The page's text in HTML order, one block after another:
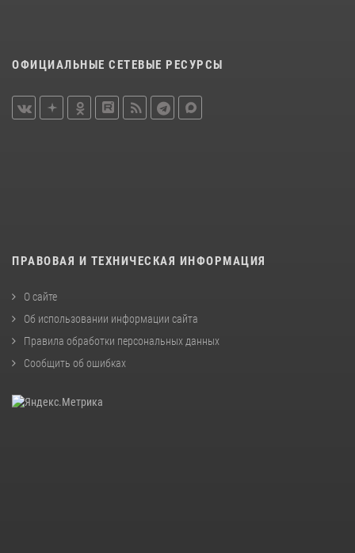
ОФИЦИАЛЬНЫЕ СЕТЕВЫЕ РЕСУРСЫ
ПРАВОВАЯ И ТЕХНИЧЕСКАЯ ИНФОРМАЦИЯ
О сайте
Об использовании информации сайта
Правила обработки персональных данных
Сообщить об ошибках